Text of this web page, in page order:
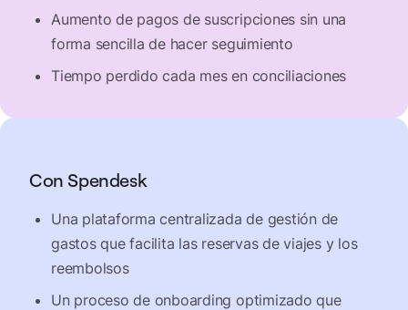
Aumento de pagos de suscripciones sin una
forma sencilla de hacer seguimiento
Tiempo perdido cada mes en conciliaciones
Con Spendesk
Una plataforma centralizada de gestión de
gastos que facilita las reservas de viajes y los
reembolsos
Un proceso de onboarding optimizado que